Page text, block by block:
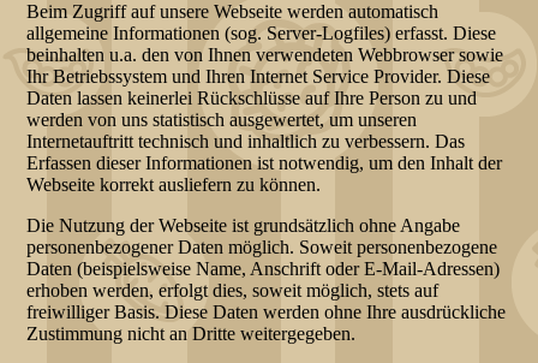
Beim Zugriff auf unsere Webseite werden automatisch
allgemeine Informationen (sog. Server-Logfiles) erfasst. Diese
beinhalten u.a. den von Ihnen verwendeten Webbrowser sowie
Ihr Betriebssystem und Ihren Internet Service Provider. Diese
Daten lassen keinerlei Rückschlüsse auf Ihre Person zu und
werden von uns statistisch ausgewertet, um unseren
Internetauftritt technisch und inhaltlich zu verbessern. Das
Erfassen dieser Informationen ist notwendig, um den Inhalt der
Webseite korrekt ausliefern zu können.
Die Nutzung der Webseite ist grundsätzlich ohne Angabe
personenbezogener Daten möglich. Soweit personenbezogene
Daten (beispielsweise Name, Anschrift oder E-Mail-Adressen)
erhoben werden, erfolgt dies, soweit möglich, stets auf
freiwilliger Basis. Diese Daten werden ohne Ihre ausdrückliche
Zustimmung nicht an Dritte weitergegeben.